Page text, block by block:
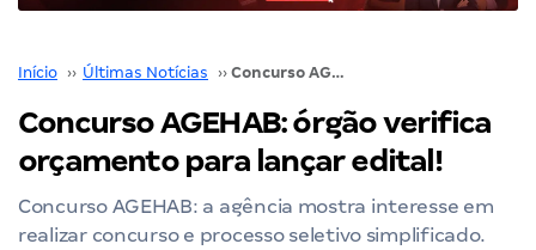
Início ›› Últimas Notícias ›› Concurso AGEHAB: órgão verifica orçamento para lançar edital!
Concurso AGEHAB: órgão verifica
orçamento para lançar edital!
Concurso AGEHAB: a agência mostra interesse em
realizar concurso e processo seletivo simplificado.